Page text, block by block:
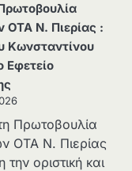
ΟΤΑ Ν. Πιερίας :
Κωνσταντίνου
Εφετείο
Πρωτοβουλία
ΟΤΑ Ν. Πιερίας
την οριστική και